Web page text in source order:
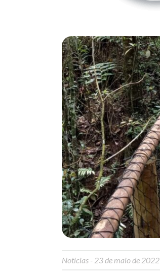
Notícias - 23 de maio de 2022